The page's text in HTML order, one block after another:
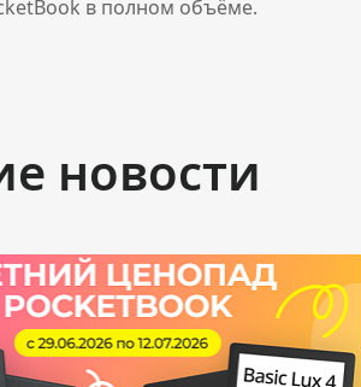
в полном объёме.
новости